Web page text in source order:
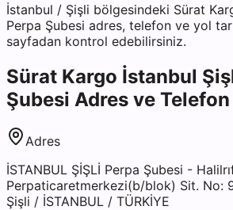
İstanbul / Şişli bölgesindeki Sürat
Perpa Şubesi adres, telefon ve yol
sayfadan kontrol edebilirsiniz.
Sürat Kargo İstanbul
Şubesi Adres ve
Adres
İSTANBUL ŞİŞLİ Perpa Şubesi -
Perpaticaretmerkezi(b/blok) Sit. No:
Şişli / İSTANBUL / TÜRKİYE